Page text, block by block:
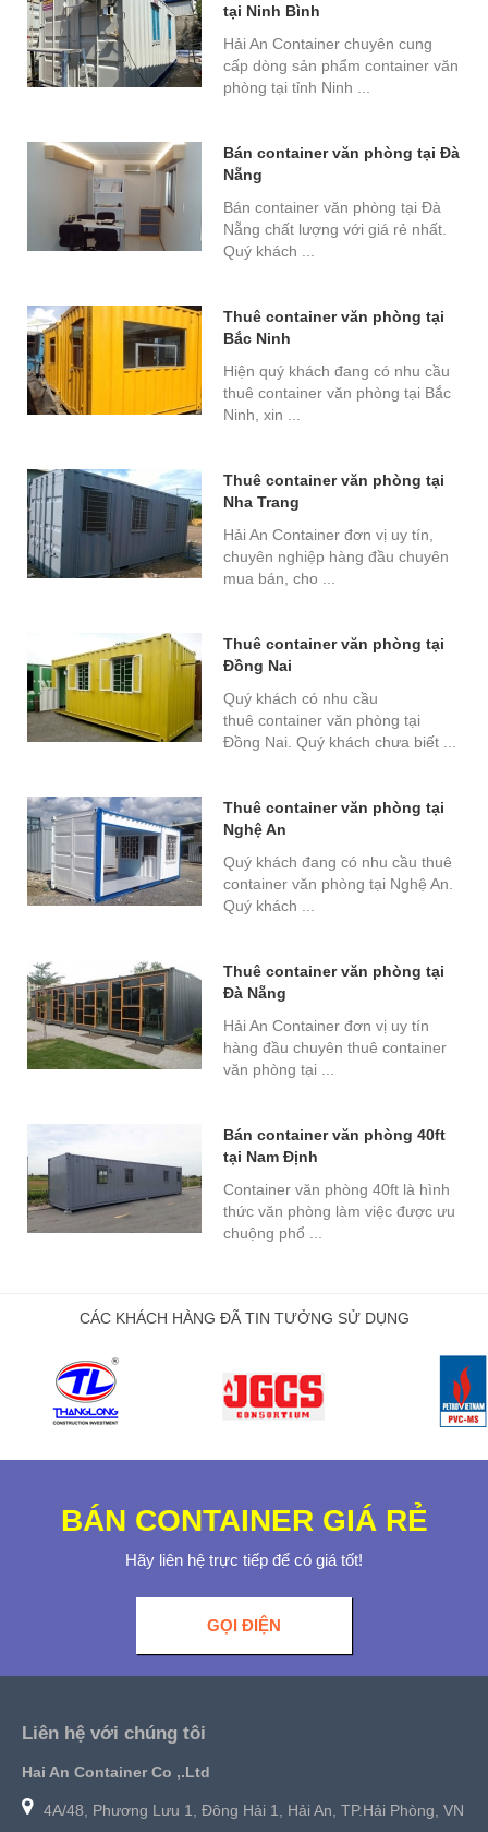
tại Ninh Bình
Hải An Container chuyên cung
cấp dòng sản phẩm container văn
phòng tại tỉnh Ninh ...
Bán container văn phòng tại Đà
Nẵng
Bán container văn phòng tại Đà
Nẵng chất lượng với giá rẻ nhất.
Quý khách ...
Thuê container văn phòng tại
Bắc Ninh
Hiện quý khách đang có nhu cầu
thuê container văn phòng tại Bắc
Ninh, xin ...
Thuê container văn phòng tại
Nha Trang
Hải An Container đơn vị uy tín,
chuyên nghiệp hàng đầu chuyên
mua bán, cho ...
Thuê container văn phòng tại
Đồng Nai
Quý khách có nhu cầu
thuê container văn phòng tại
Đồng Nai. Quý khách chưa biết ...
Thuê container văn phòng tại
Nghệ An
Quý khách đang có nhu cầu thuê
container văn phòng tại Nghệ An.
Quý khách ...
Thuê container văn phòng tại
Đà Nẵng
Hải An Container đơn vị uy tín
hàng đầu chuyên thuê container
văn phòng tại ...
Bán container văn phòng 40ft
tại Nam Định
Container văn phòng 40ft là hình
thức văn phòng làm việc được ưu
chuộng phổ ...
CÁC KHÁCH HÀNG ĐÃ TIN TƯỞNG SỬ DỤNG
GỌI ĐIỆN
BÁN CONTAINER GIÁ RẺ
Hãy liên hệ trực tiếp để có giá tốt!
Liên hệ với chúng tôi
Hai An Container Co ,.Ltd
4A/48, Phương Lưu 1, Đông Hải 1, Hải An, TP.Hải Phòng, VN